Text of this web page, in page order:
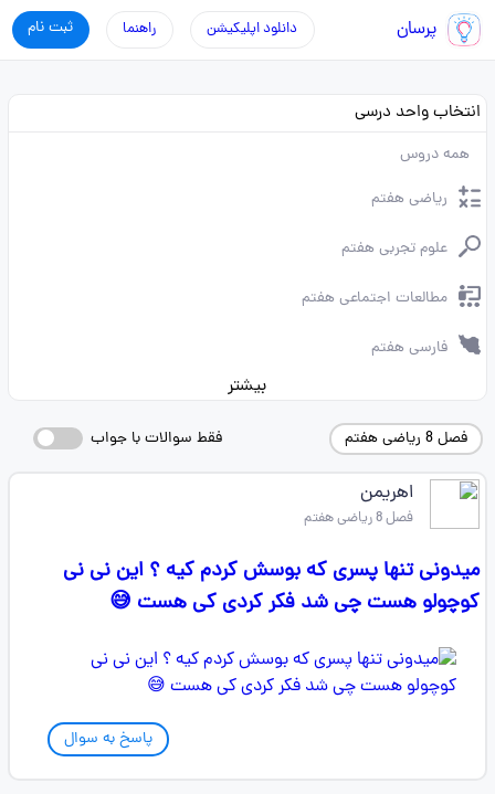
پرسان ثبت نام راهنما دانلود اپلیکیشن
انتخاب واحد درسی
همه دروس
ریاضی هفتم
علوم تجربی هفتم
مطالعات اجتماعی هفتم
فارسی هفتم
بیشتر
فصل 8 ریاضی هفتم فقط سوالات با جواب
اهریمن
فصل 8 ریاضی هفتم
میدونی تنها پسری که بوسش کردم کیه ؟ این نی نی
کوچولو هست چی شد فکر کردی کی هست 😅
پاسخ به سوال